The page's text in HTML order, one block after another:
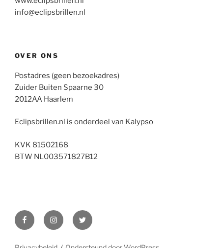
info@eclipsbrillen.nl
OVER ONS
Postadres (geen bezoekadres)
Zuider Buiten Spaarne 30
2012AA Haarlem
Eclipsbrillen.nl is onderdeel van Kalypso
KVK 81502168
BTW NL003571827B12
FacebookInstagramTwitter